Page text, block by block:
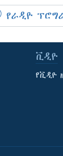
የራዲዮ
ቪዲዮ
የቪዲዮ